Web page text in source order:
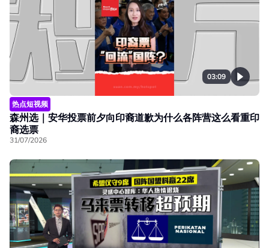
03:09
热点短视频
森州选｜安华投票前夕向印裔道歉为什么各阵营这么看重印
裔选票
31/07/2026